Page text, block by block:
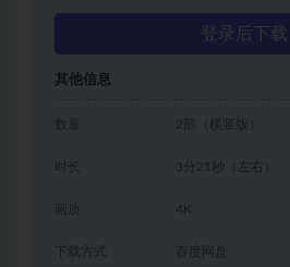
登录后下载
其他信息
数量 2部（横竖版）
时长 3分21秒（左右）
4K
下载方式 百度网盘